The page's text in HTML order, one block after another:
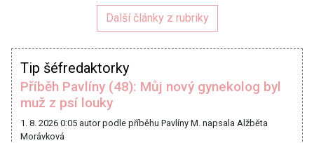
Další články z rubriky
Tip šéfredaktorky
Příběh Pavlíny (48): Můj nový gynekolog byl
muž z psí louky
1. 8. 2026 0:05 autor podle příběhu Pavlíny M. napsala Alžběta
Morávková